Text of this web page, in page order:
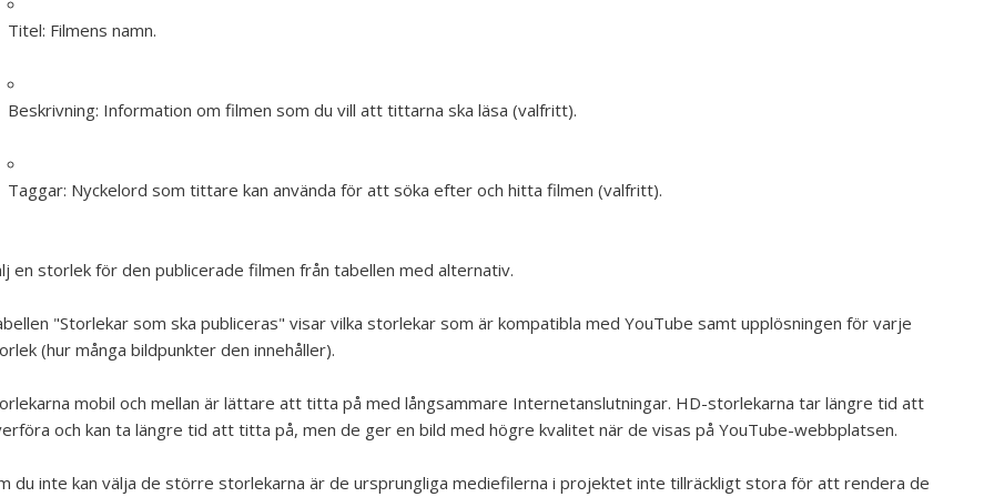
Titel: Filmens namn.
Beskrivning: Information om filmen som du vill att tittarna ska läsa (valfritt).
Taggar: Nyckelord som tittare kan använda för att söka efter och hitta filmen (valfritt).
en storlek för den publicerade filmen från tabellen med alternativ.
"Storlekar som ska publiceras" visar vilka storlekar som är kompatibla med YouTube samt upplösningen för varje
(hur många bildpunkter den innehåller).
mobil och mellan är lättare att titta på med långsammare Internetanslutningar. HD-storlekarna tar längre tid att
och kan ta längre tid att titta på, men de ger en bild med högre kvalitet när de visas på YouTube-webbplatsen.
du inte kan välja de större storlekarna är de ursprungliga mediefilerna i projektet inte tillräckligt stora för att rendera de